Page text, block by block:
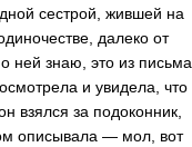
сестрой, жившей на
далеко от
ней знаю, это из
и увидела, что
взялся за подоконник,
описывала — мол, вот